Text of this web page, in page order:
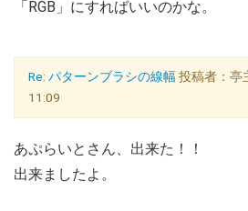
「RGB」にすればいいのかな。
Re: パターンブラシの線幅投稿者：亭
11:09
あぷらいとさん、出来た！！
出来ましたよ。